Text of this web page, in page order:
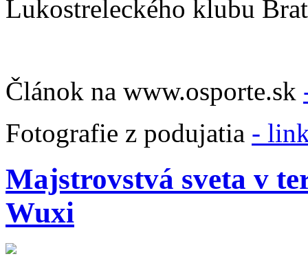
Lukostreleckého klubu
Článok na www.osporte.sk
Fotografie z podujatia -
Majstrovstvá sveta v
Wuxi